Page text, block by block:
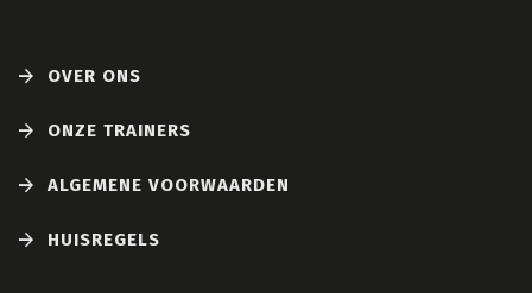
OVER ONS
ONZE TRAINERS
ALGEMENE VOORWAARDEN
HUISREGELS